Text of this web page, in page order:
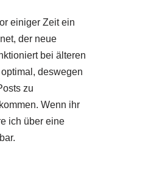
einiger Zeit ein
der neue
bei älteren
deswegen
zu
Wenn ihr
ich über eine